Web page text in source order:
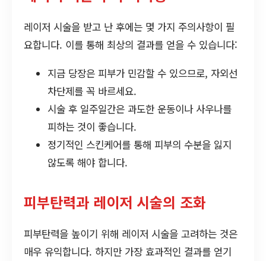
레이저 시술을 받고 난 후에는 몇 가지 주의사항이 필
요합니다. 이를 통해 최상의 결과를 얻을 수 있습니다:
지금 당장은 피부가 민감할 수 있으므로, 자외선
차단제를 꼭 바르세요.
시술 후 일주일간은 과도한 운동이나 사우나를
피하는 것이 좋습니다.
정기적인 스킨케어를 통해 피부의 수분을 잃지
않도록 해야 합니다.
피부탄력과 레이저 시술의 조화
피부탄력을 높이기 위해 레이저 시술을 고려하는 것은
매우 유익합니다. 하지만 가장 효과적인 결과를 얻기